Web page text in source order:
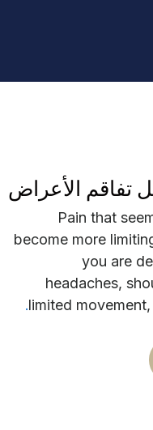
تفاقم الأعراض
Pain that
become more
you are
headaches,
limited